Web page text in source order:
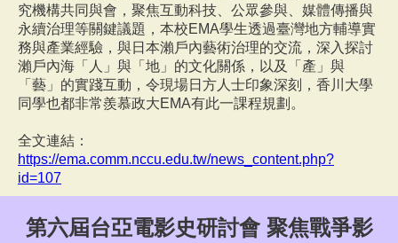
究機構共同與會，聚焦互動科技、公眾參與、媒體傳播與
永續治理等關鍵議題，本校EMA學生透過臺灣地方輔導實
務與產業經驗，與日本瀨戶內藝術治理的交流，深入探討
瀨戶內海「人」與「地」的文化關係，以及「產」與
「藝」的實踐互動，令現場日方人士印象深刻，香川大學
同學也都非常羨慕政大EMA有此一課程規劃。
全文連結：
https://ema.comm.nccu.edu.tw/news_content.php?
id=107
第六屆台亞電影史研討會 聚焦戰爭影